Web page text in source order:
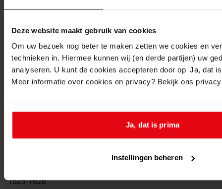
Deze website maakt gebruik van cookies
Om uw bezoek nog beter te maken zetten we cookies en
technieken in. Hiermee kunnen wij (en derde partijen) uw
analyseren. U kunt de cookies accepteren door op 'Ja, dat
Meer informatie over cookies en privacy? Bekijk ons
Ja, dat is prima
Instellingen beheren
1a48ô fortuna, non es omnibus una : gezicht op
Enkhuizen vanuit zee, 1623-1626
1623-1626